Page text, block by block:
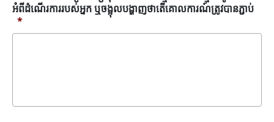
អសកម្ម
*
អំពីដំណើរការរបស់អ្នក ឬចង្អុលបង្ហាញថាតើគោលការណ៍ត្រូវបានភ្ជាប់
*